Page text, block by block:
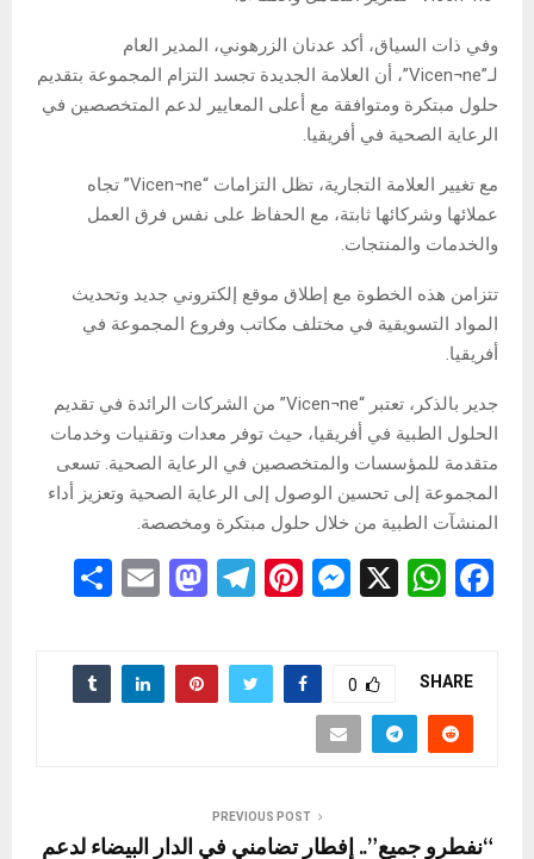
وفي ذات السياق، أكد عدنان الزرهوني، المدير العام
لـ”Vicen¬ne”، أن العلامة الجديدة تجسد التزام المجموعة بتقديم
حلول مبتكرة ومتوافقة مع أعلى المعايير لدعم المتخصصين في
الرعاية الصحية في أفريقيا.
مع تغيير العلامة التجارية، تظل التزامات “Vicen¬ne” تجاه
عملائها وشركائها ثابتة، مع الحفاظ على نفس فرق العمل
والخدمات والمنتجات.
تتزامن هذه الخطوة مع إطلاق موقع إلكتروني جديد وتحديث
المواد التسويقية في مختلف مكاتب وفروع المجموعة في
أفريقيا.
جدير بالذكر، تعتبر “Vicen¬ne” من الشركات الرائدة في تقديم
الحلول الطبية في أفريقيا، حيث توفر معدات وتقنيات وخدمات
متقدمة للمؤسسات والمتخصصين في الرعاية الصحية. تسعى
المجموعة إلى تحسين الوصول إلى الرعاية الصحية وتعزيز أداء
المنشآت الطبية من خلال حلول مبتكرة ومخصصة.
F
b
o
o
W
A
p
X
M
se
n
Pi
er
es
T
e
gr
M
st
o
E
ail
ar
e
SHARE
0
PREVIOUS POST
“نفطرو جميع”.. إفطار تضامني في الدار البيضاء لدعم